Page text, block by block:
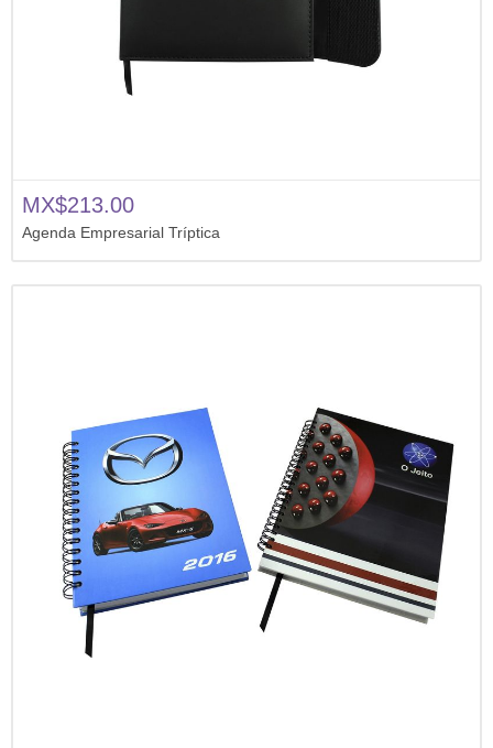
MX$213.00
Agenda Empresarial Tríptica